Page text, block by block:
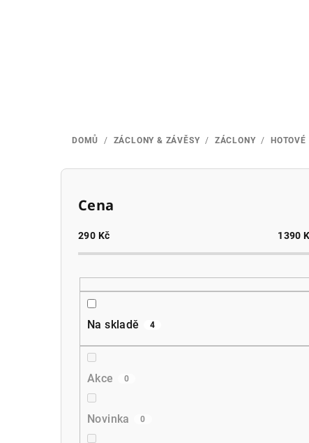
DOMŮ / ZÁCLONY & ZÁVĚSY / ZÁCLONY /
P
Cena
290 Kč 1390
Na skladě 4
Akce 0
Novinka 0